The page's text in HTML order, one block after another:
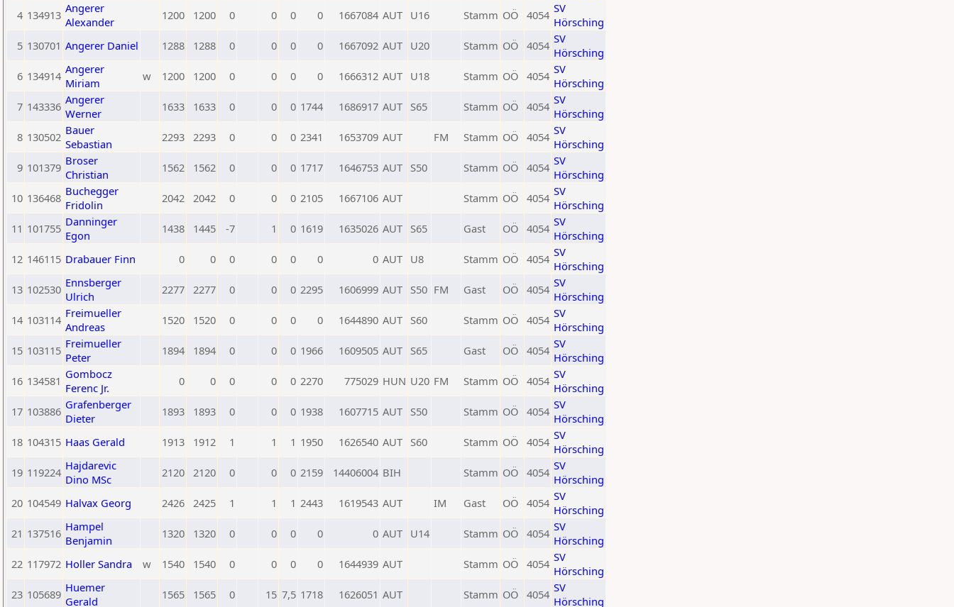
4 134913 Angerer
Alexander
1200 1200 0 0 0 0 1667084 AUT U16 Stamm OÖ 4054 SV
Hörsching
5 130701 Angerer Daniel 1288 1288 0 0 0 0 1667092 AUT U20 Stamm OÖ 4054 SV
Hörsching
6 134914 Angerer
Miriam
w 1200 1200 0 0 0 0 1666312 AUT U18 Stamm OÖ 4054 SV
Hörsching
7 143336 Angerer
Werner
1633 1633 0 0 0 1744 1686917 AUT S65 Stamm OÖ 4054 SV
Hörsching
8 130502 Bauer
Sebastian
2293 2293 0 0 0 2341 1653709 AUT FM Stamm OÖ 4054 SV
Hörsching
9 101379 Broser
Christian
1562 1562 0 0 0 1717 1646753 AUT S50 Stamm OÖ 4054 SV
Hörsching
10 136468 Buchegger
Fridolin
2042 2042 0 0 0 2105 1667106 AUT Stamm OÖ 4054 SV
Hörsching
11 101755 Danninger
Egon
1438 1445 -7 1 0 1619 1635026 AUT S65 Gast OÖ 4054 SV
Hörsching
12 146115 Drabauer Finn 0 0 0 0 0 0 0 AUT U8 Stamm OÖ 4054 SV
Hörsching
13 102530 Ennsberger
Ulrich
2277 2277 0 0 0 2295 1606999 AUT S50 FM Gast OÖ 4054 SV
Hörsching
14 103114 Freimueller
Andreas
1520 1520 0 0 0 0 1644890 AUT S60 Stamm OÖ 4054 SV
Hörsching
15 103115 Freimueller
Peter
1894 1894 0 0 0 1966 1609505 AUT S65 Gast OÖ 4054 SV
Hörsching
16 134581 Gombocz
Ferenc Jr.
0 0 0 0 0 2270 775029 HUN U20 FM Stamm OÖ 4054 SV
Hörsching
17 103886 Grafenberger
Dieter
1893 1893 0 0 0 1938 1607715 AUT S50 Stamm OÖ 4054 SV
Hörsching
18 104315 Haas Gerald 1913 1912 1 1 1 1950 1626540 AUT S60 Stamm OÖ 4054 SV
Hörsching
19 119224 Hajdarevic
Dino MSc
2120 2120 0 0 0 2159 14406004 BIH Stamm OÖ 4054 SV
Hörsching
20 104549 Halvax Georg 2426 2425 1 1 1 2443 1619543 AUT IM Gast OÖ 4054 SV
Hörsching
21 137516 Hampel
Benjamin
1320 1320 0 0 0 0 0 AUT U14 Stamm OÖ 4054 SV
Hörsching
22 117972 Holler Sandra w 1540 1540 0 0 0 0 1644939 AUT Stamm OÖ 4054 SV
Hörsching
23 105689 Huemer
Gerald
1565 1565 0 15 7,5 1718 1626051 AUT Stamm OÖ 4054 SV
Hörsching